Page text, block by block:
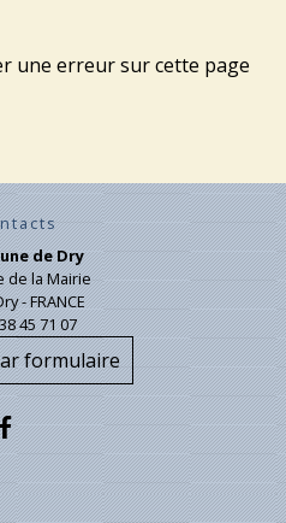
une erreur sur cette page
de Dry
de la Mairie
- FRANCE
45 71 07
formulaire